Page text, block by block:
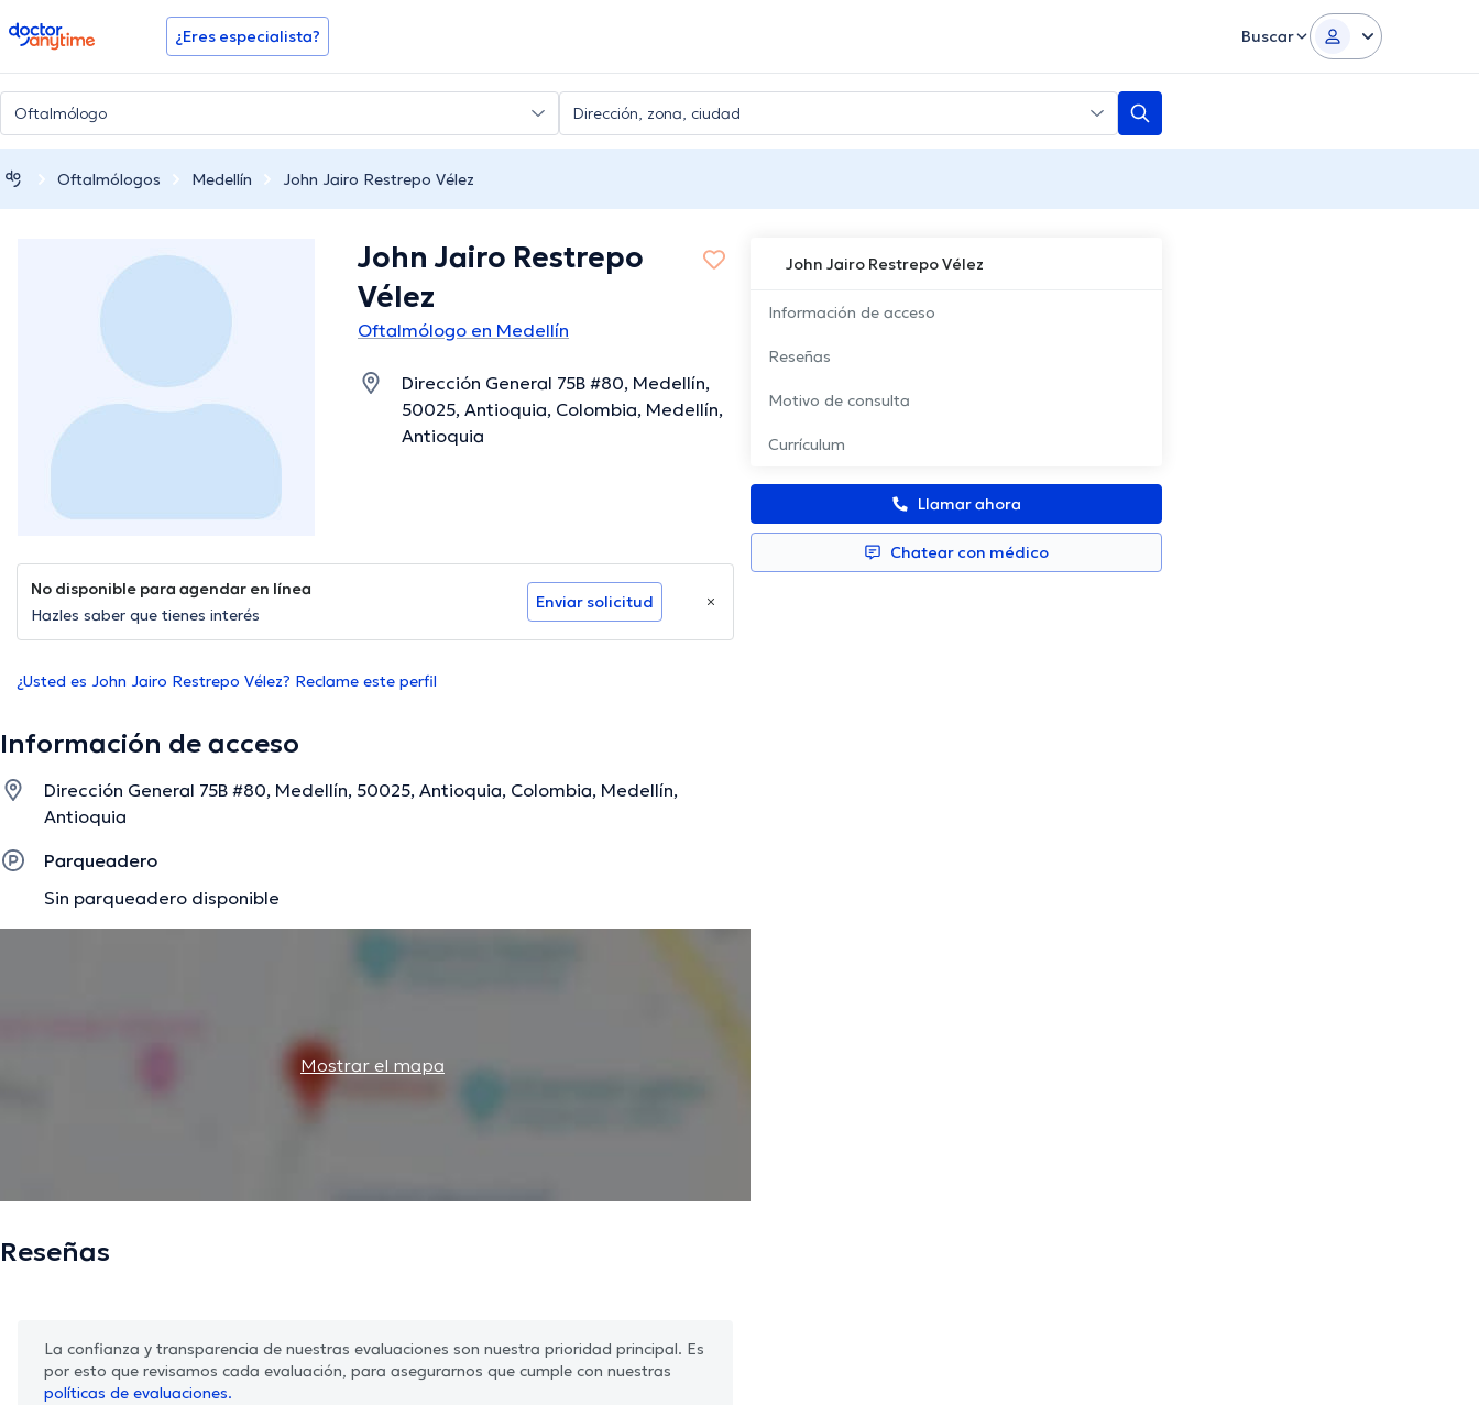
doctoranytime ¿Eres especialista? Buscar
Oftalmólogos Medellín John Jairo Restrepo Vélez
John Jairo Restrepo Vélez
Información de acceso
Reseñas
Motivo de consulta
Currículum
Llamar ahora
Chatear con médico
John Jairo Restrepo
Vélez
Oftalmólogo en Medellín
Dirección General 75B #80, Medellín,
50025, Antioquia, Colombia, Medellín,
Antioquia
No disponible para agendar en línea
Hazles saber que tienes interés
Enviar solicitud
¿Usted es John Jairo Restrepo Vélez? Reclame este perfil
Información de acceso
Dirección General 75B #80, Medellín, 50025, Antioquia, Colombia, Medellín,
Antioquia
Parqueadero
Sin parqueadero disponible
Mostrar el mapa
Reseñas
La confianza y transparencia de nuestras evaluaciones son nuestra prioridad principal. Es
por esto que revisamos cada evaluación, para asegurarnos que cumple con nuestras
políticas de evaluaciones.